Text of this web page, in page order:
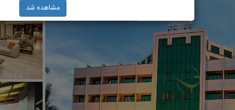
مشاهده شد